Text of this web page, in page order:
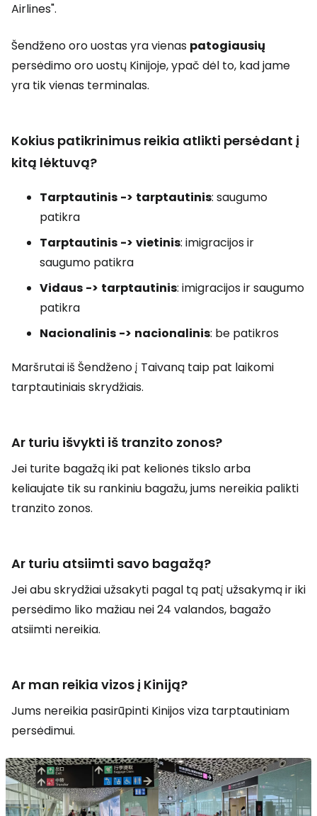
Airlines".
Šendženo oro uostas yra vienas patogiausių
persėdimo oro uostų Kinijoje, ypač dėl to, kad jame
yra tik vienas terminalas.
Kokius patikrinimus reikia atlikti persėdant į
kitą lėktuvą?
Tarptautinis -> tarptautinis: saugumo
patikra
Tarptautinis -> vietinis: imigracijos ir
saugumo patikra
Vidaus -> tarptautinis: imigracijos ir saugumo
patikra
Nacionalinis -> nacionalinis: be patikros
Maršrutai iš Šendženo į Taivaną taip pat laikomi
tarptautiniais skrydžiais.
Ar turiu išvykti iš tranzito zonos?
Jei turite bagažą iki pat kelionės tikslo arba
keliaujate tik su rankiniu bagažu, jums nereikia palikti
tranzito zonos.
Ar turiu atsiimti savo bagažą?
Jei abu skrydžiai užsakyti pagal tą patį užsakymą ir iki
persėdimo liko mažiau nei 24 valandos, bagažo
atsiimti nereikia.
Ar man reikia vizos į Kiniją?
Jums nereikia pasirūpinti Kinijos viza tarptautiniam
persėdimui.